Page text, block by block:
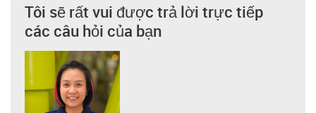
Tôi sẽ rất vui được trả lời trực tiếp
các câu hỏi của bạn